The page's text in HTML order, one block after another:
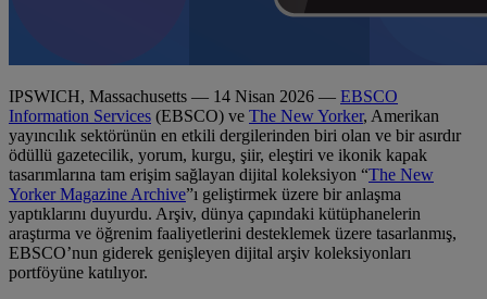
IPSWICH, Massachusetts — 14 Nisan 2026 — EBSCO
Information Services (EBSCO) ve The New Yorker, Amerikan
yayıncılık sektörünün en etkili dergilerinden biri olan ve bir asırdır
ödüllü gazetecilik, yorum, kurgu, şiir, eleştiri ve ikonik kapak
tasarımlarına tam erişim sağlayan dijital koleksiyon “The New
Yorker Magazine Archive”ı geliştirmek üzere bir anlaşma
yaptıklarını duyurdu. Arşiv, dünya çapındaki kütüphanelerin
araştırma ve öğrenim faaliyetlerini desteklemek üzere tasarlanmış,
EBSCO’nun giderek genişleyen dijital arşiv koleksiyonları
portföyüne katılıyor.